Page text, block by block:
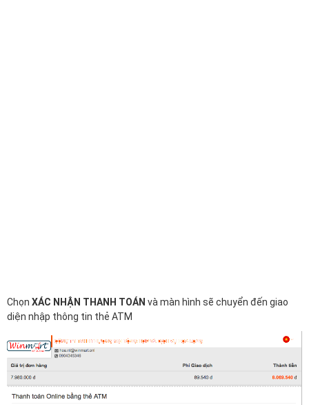
Chọn XÁC NHẬN THANH TOÁN và màn hình sẽ chuyển đến giao
diện nhập thông tin thẻ ATM